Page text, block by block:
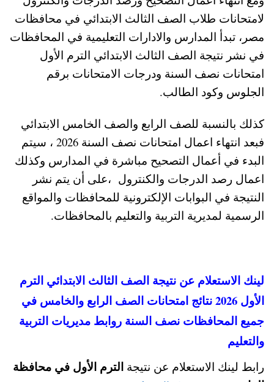
لامتحانات طلاب الصف الثالث الابتدائي في محافظات
مصر، تبدأ المدارس والادارات التعليمية في المحافظات
في نشر نتيجة الصف الثالث الابتدائي الترم الأول
امتحانات نصف السنة ودرجات الامتحانات برقم
الجلوس وكود الطالب.
كذلك بالنسبة للصف الرابع والصف الخامس الابتدائي
فبعد انتهاء اعمال امتحانات نصف السنة 2026 ، سيتم
البدء في أعمال التصحيح مباشرة في المدارس وكذلك
اعمال رصد الدرجات والكنترول ،على أن يتم نشر
النتيجة في البوابات الإلكترونية للمحافظات والمواقع
الرسمية لمديرية التربية والتعليم بالمحافظات.
لينك الاستعلام عن نتيجة الصف الثالث الابتدائي الترم
الأول 2026 نتائج امتحانات الصف الرابع والخامس في
جميع المحافظات نصف السنة روابط مديريات التربية
والتعليم
رابط لينك الاستعلام عن نتيجة الترم الأول في محافظة